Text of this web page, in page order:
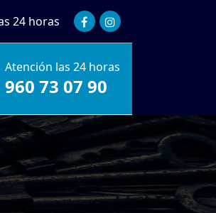
24 horas
Atención las 24 horas
960 73 07 90